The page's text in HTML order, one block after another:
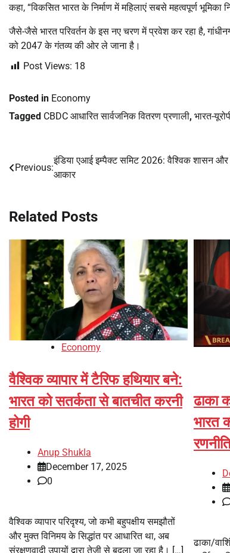
कहा, “विकसित भारत के निर्माण में महिलाएं सबसे महत्वपूर्ण भूमिका
जैसे-जैसे भारत परिवर्तन के इस नए चरण में प्रवेश कर रहा है,
को 2047 के गंतव्य की ओर ले जाना है।
Post Views: 18
Posted in Economy
Tagged CBDC आधारित सार्वजनिक वितरण प्रणाली, भारत-
Post
Previous:
इंडिया एआई इम्पैक्ट समिट 2026: वैश्विक शासन और
आकार
Related Posts
Economy
वैश्विक व्यापार में टैरिफ हथियार बने:
भारत को सतर्कता से बातचीत करनी
होगी
Anup Shukla
December 17, 2025
0
वैश्विक व्यापार परिदृश्य, जो कभी बहुपक्षीय समझौतों
और मुक्त विनिमय के सिद्धांत पर आधारित था, अब
संरक्षणवादी उपायों द्वारा तेज़ी से बदला जा रहा है। […]
ढाका
भारत
ढाका/